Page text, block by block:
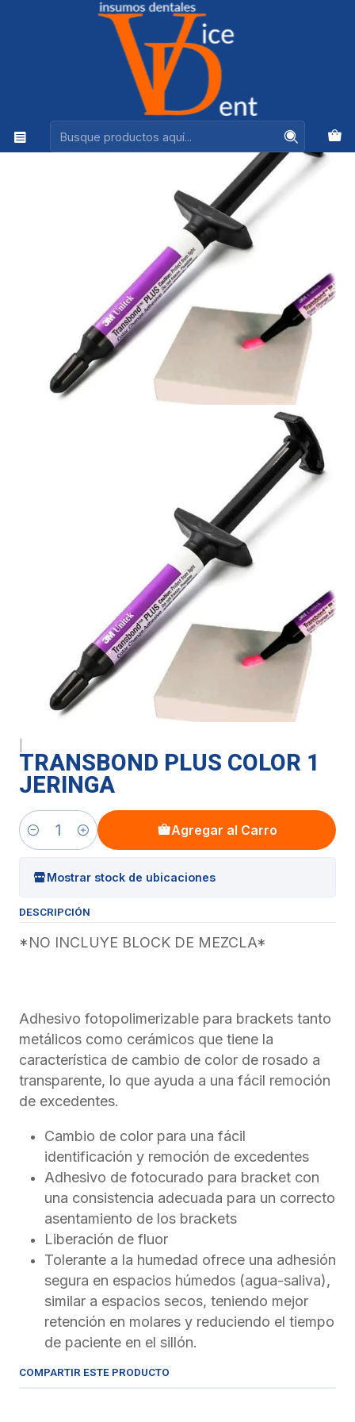
Ventas +56944575313
ORTODONCIA
TRANSBOND PLUS COLOR 1 JERINGA
TRANSBOND PLUS COLOR 1
JERINGA
Cantidad
Agregar al Carro
Mostrar stock de ubicaciones
DESCRIPCIÓN
*NO INCLUYE BLOCK DE MEZCLA*
Adhesivo fotopolimerizable para brackets tanto
metálicos como cerámicos que tiene la
característica de cambio de color de rosado a
transparente, lo que ayuda a una fácil remoción
de excedentes.
Cambio de color para una fácil
identificación y remoción de excedentes
Adhesivo de fotocurado para bracket con
una consistencia adecuada para un correcto
asentamiento de los brackets
Liberación de fluor
Tolerante a la humedad ofrece una adhesión
segura en espacios húmedos (agua-saliva),
similar a espacios secos, teniendo mejor
retención en molares y reduciendo el tiempo
de paciente en el sillón.
COMPARTIR ESTE PRODUCTO